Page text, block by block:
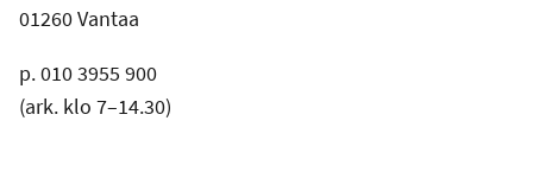
01260 Vantaa
p. 010 3955 900
(ark. klo 7–14.30)